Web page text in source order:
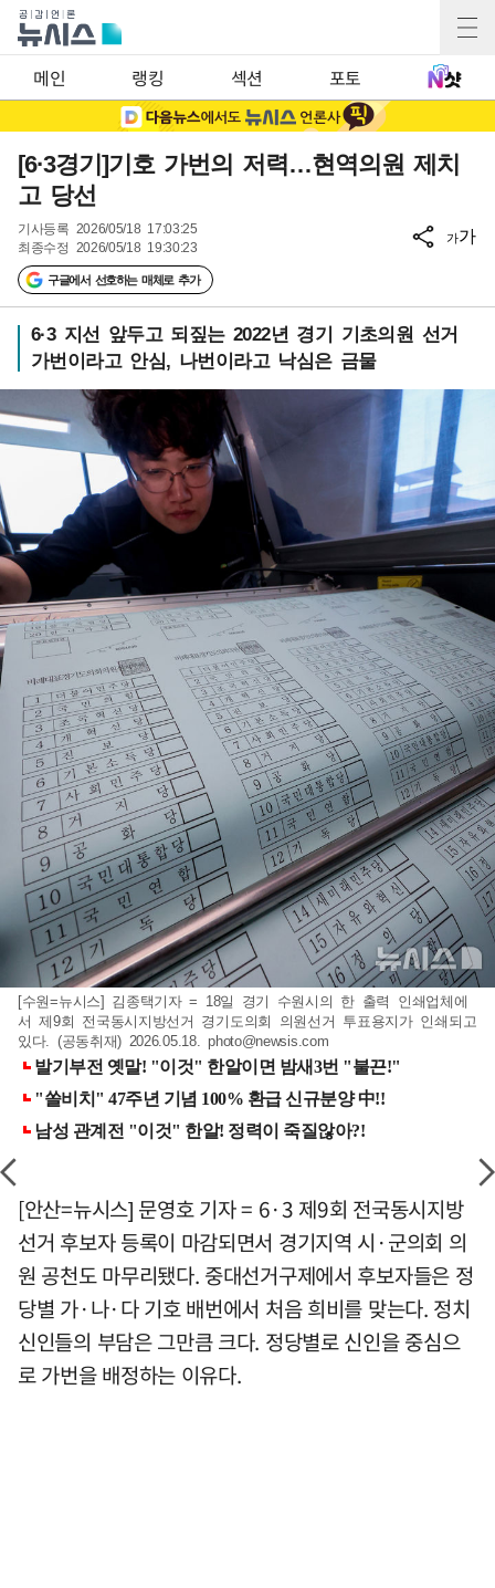
메인 랭킹 섹션 포토
[6·3경기]기호 가번의 저력…현역의원 제치
고 당선
기사등록 2026/05/18 17:03:25
최종수정 2026/05/18 19:30:23
구글에서 선호하는 매체로 추가
가가
6·3 지선 앞두고 되짚는 2022년 경기 기초의원 선거
가번이라고 안심, 나번이라고 낙심은 금물
[수원=뉴시스] 김종택기자 = 18일 경기 수원시의 한 출력 인쇄업체에
서 제9회 전국동시지방선거 경기도의회 의원선거 투표용지가 인쇄되고
있다. (공동취재) 2026.05.18.photo@newsis.com
[안산=뉴시스] 문영호 기자 = 6·3 제9회 전국동시지방
선거 후보자 등록이 마감되면서 경기지역 시·군의회 의
원 공천도 마무리됐다. 중대선거구제에서 후보자들은 정
당별 가·나·다 기호 배번에서 처음 희비를 맞는다. 정치
신인들의 부담은 그만큼 크다. 정당별로 신인을 중심으
로 가번을 배정하는 이유다.